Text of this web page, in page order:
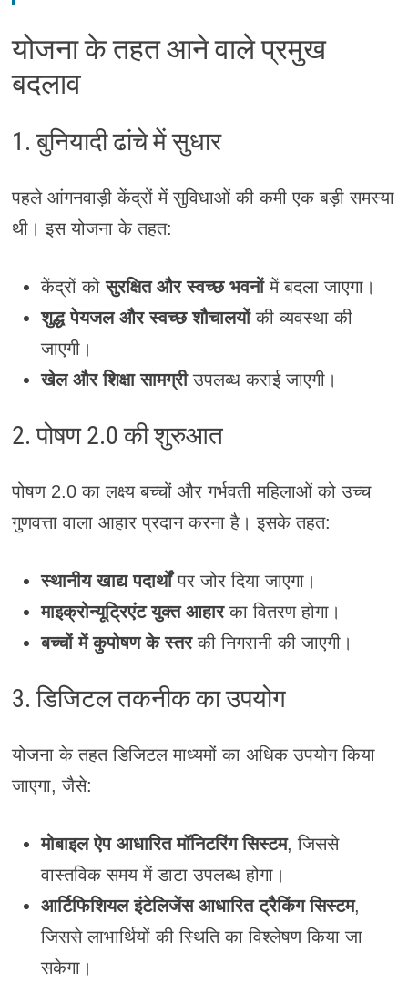
योजना के तहत आने वाले प्रमुख
बदलाव
1. बुनियादी ढांचे में सुधार
पहले आंगनवाड़ी केंद्रों में सुविधाओं की कमी एक बड़ी समस्या
थी। इस योजना के तहत:
केंद्रों कोसुरक्षित और स्वच्छ भवनोंमें बदला जाएगा।
शुद्ध पेयजल और स्वच्छ शौचालयोंकी व्यवस्था की
जाएगी।
खेल और शिक्षा सामग्रीउपलब्ध कराई जाएगी।
2. पोषण 2.0 की शुरुआत
पोषण 2.0 का लक्ष्य बच्चों और गर्भवती महिलाओं को उच्च
गुणवत्ता वाला आहार प्रदान करना है। इसके तहत:
स्थानीय खाद्य पदार्थोंपर जोर दिया जाएगा।
माइक्रोन्यूट्रिएंट युक्त आहारका वितरण होगा।
बच्चों में कुपोषण के स्तरकी निगरानी की जाएगी।
3. डिजिटल तकनीक का उपयोग
योजना के तहत डिजिटल माध्यमों का अधिक उपयोग किया
जाएगा, जैसे:
मोबाइल ऐप आधारित मॉनिटरिंग सिस्टम, जिससे
वास्तविक समय में डाटा उपलब्ध होगा।
आर्टिफिशियल इंटेलिजेंस आधारित ट्रैकिंग सिस्टम,
जिससे लाभार्थियों की स्थिति का विश्लेषण किया जा
सकेगा।